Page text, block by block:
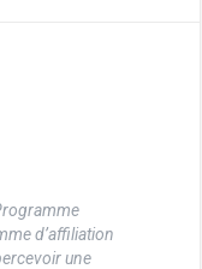
d’affiliation
une